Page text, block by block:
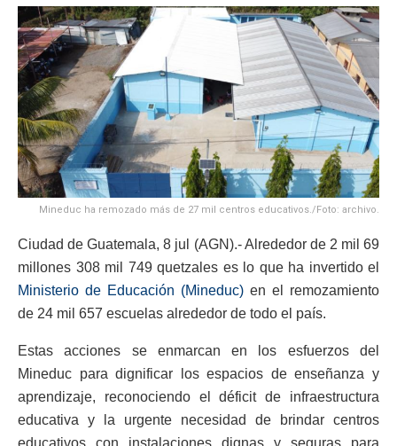
Mineduc ha remozado más de 27 mil centros educativos./Foto: archivo.
Ciudad de Guatemala, 8 jul (AGN).- Alrededor de 2 mil 69
millones 308 mil 749 quetzales es lo que ha invertido el
Ministerio de Educación (Mineduc) en el remozamiento
de 24 mil 657 escuelas alrededor de todo el país.
Estas acciones se enmarcan en los esfuerzos del
Mineduc para dignificar los espacios de enseñanza y
aprendizaje, reconociendo el déficit de infraestructura
educativa y la urgente necesidad de brindar centros